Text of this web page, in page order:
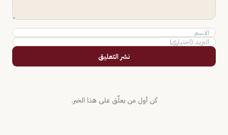
نشر التعليق
كن أول من يعلّق على هذا الخبر.